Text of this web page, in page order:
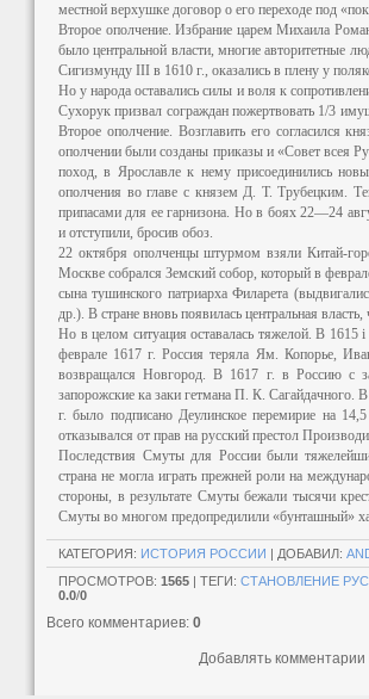
местной верхушке договор о его переходе под
Второе ополчение. Избрание царем Михаила
было центральной власти, многие авторитетные
Сигизмунду III в 1610 г., оказались в плену у
Но у народа оставались силы и воля к
Сухорук призвал сограждан пожертвовать 1/3
Второе ополчение. Возглавить его
ополчении были созданы приказы и «Совет всея
поход, в Ярославле к нему присоединились
ополчения во главе с князем Д. Т. Трубецким.
припасами для ее гарнизона. Но в боях 22—24
и отступили, бросив обоз.
22 октября ополченцы штурмом взяли Китай-
Москве собрался Земский собор, который в
сына тушинского патриарха Филарета
др.). В стране вновь появилась центральная
Но в целом ситуация оставалась тяжелой. В
феврале 1617 г. Россия теряла Ям. Копорье,
возвращался Новгород. В 1617 г. в Россию с
запорожские ка заки гетмана П. К. Сагайдачного.
г. было подписано Деулинское перемирие на
отказывался от прав на русский престол
Последствия Смуты для России были
страна не могла играть прежней роли на
стороны, в результате Смуты бежали тысячи
Смуты во многом предопредилили «бунташный»
КАТЕГОРИЯ: ИСТОРИЯ РОССИИ | ДОБАВИЛ:
ПРОСМОТРОВ: 1565 | ТЕГИ: СТАНОВЛЕНИЕ
0.0/0
Всего комментариев: 0
Добавлять комментарии